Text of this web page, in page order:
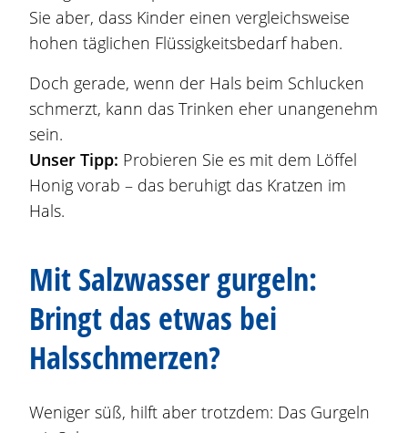
Sie aber, dass Kinder einen vergleichsweise
hohen täglichen Flüssigkeitsbedarf haben.
Doch gerade, wenn der Hals beim Schlucken
schmerzt, kann das Trinken eher unangenehm
sein.
Unser Tipp: Probieren Sie es mit dem Löffel
Honig vorab – das beruhigt das Kratzen im
Hals.
Mit Salzwasser gurgeln:
Bringt das etwas bei
Halsschmerzen?
Weniger süß, hilft aber trotzdem: Das Gurgeln